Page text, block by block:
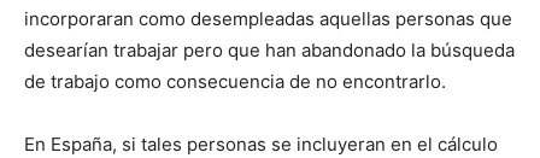
incorporaran como desempleadas aquellas personas que
desearían trabajar pero que han abandonado la búsqueda
de trabajo como consecuencia de no encontrarlo.
En España, si tales personas se incluyeran en el cálculo